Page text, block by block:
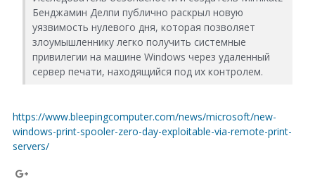
Бенджамин Делпи публично раскрыл новую
уязвимость нулевого дня, которая позволяет
злоумышленнику легко получить системные
привилегии на машине Windows через удаленный
сервер печати, находящийся под их контролем.
https://www.bleepingcomputer.com/news/microsoft/new-
windows-print-spooler-zero-day-exploitable-via-remote-print-
servers/